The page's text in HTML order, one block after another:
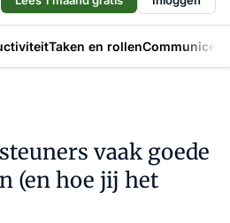
Taken en rollen
vaak goede
(en hoe jij het